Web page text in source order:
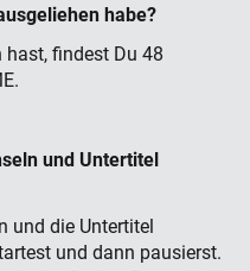
habe?
hast, findest Du 48
und Untertitel
und die Untertitel
und dann pausierst.